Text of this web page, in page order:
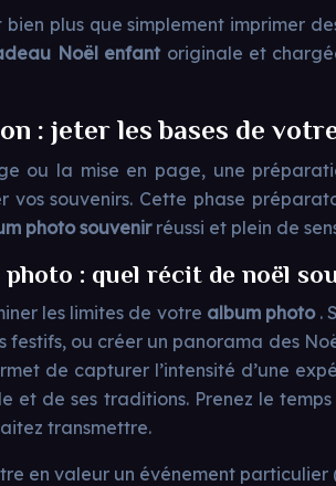
bien plus que simplement imprimer
Noël enfant originale et
: jeter les bases de
ou la mise en page, une
vos souvenirs. Cette phase
photo souvenir réussi et plein de
: quel récit de noël
les limites de votre album photo .
ou créer un panorama des
de capturer l’intensité d’une
et de ses traditions. Prenez le
transmettre.
en valeur un événement